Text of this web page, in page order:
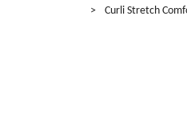
Curli Stretch